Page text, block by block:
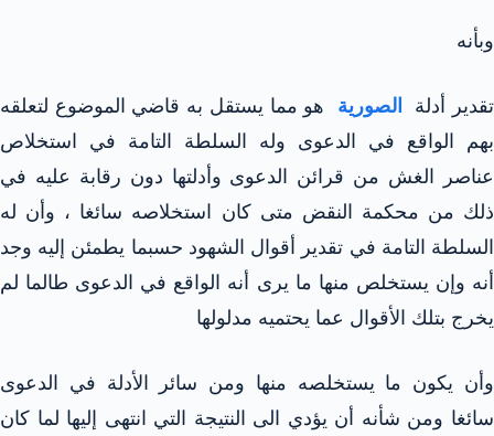
وبأنه
تقدير أدلة الصورية هو مما يستقل به قاضي الموضوع لتعلقه
بهم الواقع في الدعوى وله السلطة التامة في استخلاص
عناصر الغش من قرائن الدعوى وأدلتها دون رقابة عليه في
ذلك من محكمة النقض متى كان استخلاصه سائغا ، وأن له
السلطة التامة في تقدير أقوال الشهود حسبما يطمئن إليه وجد
أنه وإن يستخلص منها ما يرى أنه الواقع في الدعوى طالما لم
يخرج بتلك الأقوال عما يحتميه مدلولها
وأن يكون ما يستخلصه منها ومن سائر الأدلة في الدعوى
سائغا ومن شأنه أن يؤدي الى النتيجة التي انتهى إليها لما كان